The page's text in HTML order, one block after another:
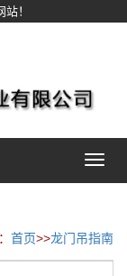
！
Toggle
首页>>龙门吊指南